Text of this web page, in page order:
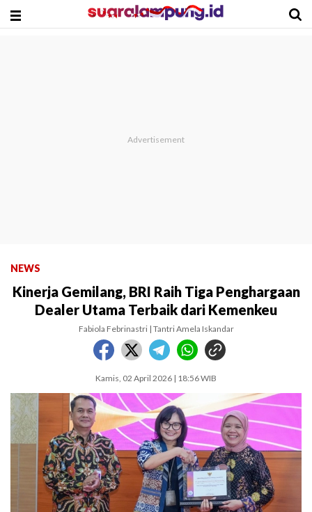
NEWS
Kinerja Gemilang, BRI Raih Tiga Penghargaan
Dealer Utama Terbaik dari Kemenkeu
Fabiola Febrinastri | Tantri Amela Iskandar
Kamis, 02 April 2026 | 18:56 WIB